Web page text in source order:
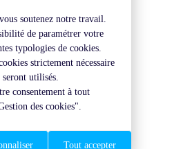
soutenez notre travail.
de paramétrer votre
typologies de cookies.
strictement nécessaire
utilisés.
consentement à tout
des cookies".
Tout accepter